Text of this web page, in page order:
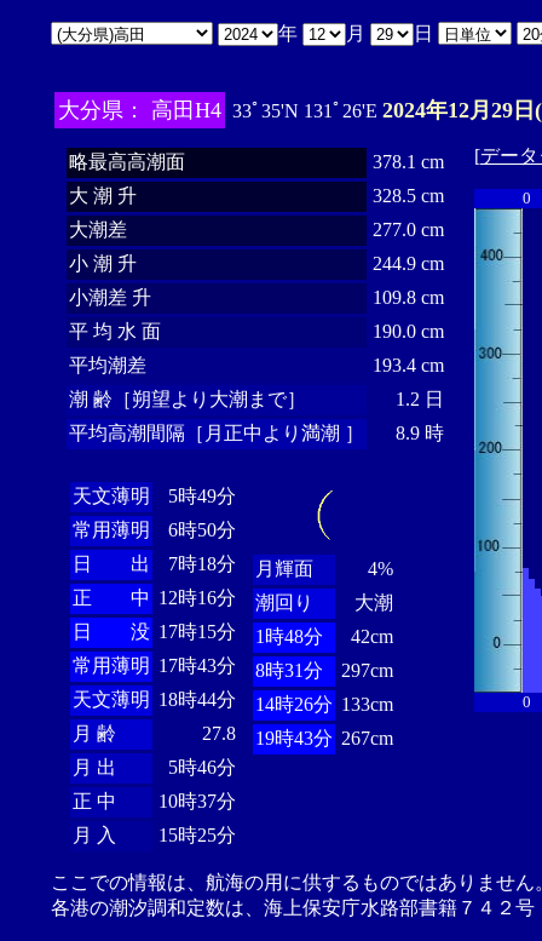
年 月 日
大分県： 高田H4 33ﾟ35'N 131ﾟ26'E 2024年12月29日
略最高高潮面
378.1 cm
大 潮 升
328.5 cm
大潮差
277.0 cm
小 潮 升
244.9 cm
小潮差 升
109.8 cm
平 均 水 面
190.0 cm
平均潮差
193.4 cm
潮 齢［朔望より大潮まで］
1.2 日
平均高潮間隔［月正中より満潮 ］
8.9 時
天文薄明
5時49分
常用薄明
6時50分
日 出
7時18分
正 中 12時16分
日 没 17時15分
常用薄明 17時43分
天文薄明 18時44分
月 齢
27.8
月 出
5時46分
正 中
10時37分
月 入
15時25分
月輝面
4%
潮回り
大潮
1時48分
42cm
8時31分
297cm
14時26分 133cm
19時43分 267cm
[デー
0
0
ここでの情報は、航海の用に供するものではありませ
各港の潮汐調和定数は、海上保安庁水路部書籍７４２